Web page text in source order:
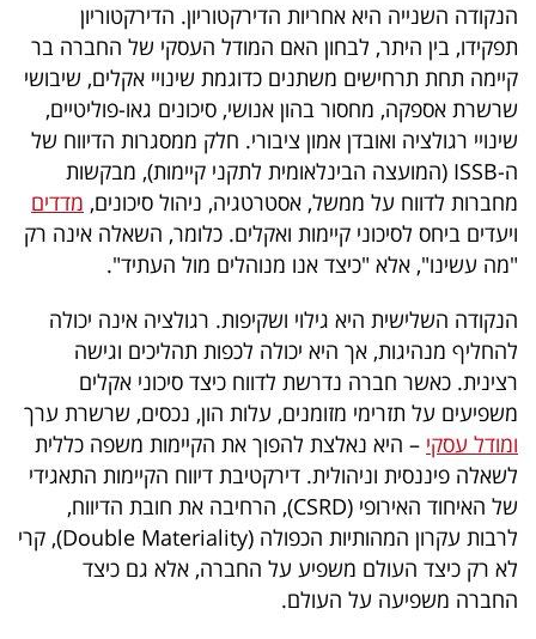
פרסמו
באייס
עקבו
אחרינו:
הנקודה השנייה היא אחריות הדירקטוריון. הדירקטוריון
תפקידו, בין היתר, לבחון האם המודל העסקי של החברה בר
קיימה תחת תרחישים משתנים כדוגמת שינויי אקלים, שיבושי
שרשרת אספקה, מחסור בהון אנושי, סיכונים גאו-פוליטיים,
שינויי רגולציה ואובדן אמון ציבורי. חלק ממסגרות הדיווח של
ה-ISSB (המועצה הבינלאומית לתקני קיימות), מבקשות
מחברות לדווח על ממשל, אסטרטגיה, ניהול סיכונים, מדדים
ויעדים ביחס לסיכוני קיימות ואקלים. כלומר, השאלה אינה רק
"מה עשינו", אלא "כיצד אנו מנוהלים מול העתיד".
הנקודה השלישית היא גילוי ושקיפות. רגולציה אינה יכולה
להחליף מנהיגות, אך היא יכולה לכפות תהליכים וגישה
רצינית. כאשר חברה נדרשת לדווח כיצד סיכוני אקלים
משפיעים על תזרימי מזומנים, עלות הון, נכסים, שרשרת ערך
ומודל עסקי – היא נאלצת להפוך את הקיימות משפה כללית
לשאלה פיננסית וניהולית. דירקטיבת דיווח הקיימות התאגידי
של האיחוד האירופי (CSRD), הרחיבה את חובת הדיווח,
לרבות עקרון המהותיות הכפולה (Double Materiality), קרי
לא רק כיצד העולם משפיע על החברה, אלא גם כיצד
החברה משפיעה על העולם.